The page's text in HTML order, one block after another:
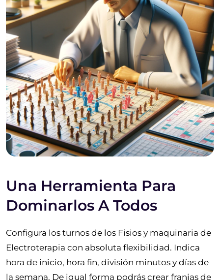
Una Herramienta Para
Dominarlos A Todos
Configura los turnos de los Fisios y maquinaria de
Electroterapia con absoluta flexibilidad. Indica
hora de inicio, hora fin, división minutos y días de
la semana. De igual forma podrás crear franjas de